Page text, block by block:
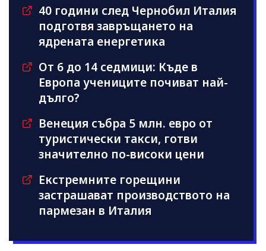
40 години след Чернобил Италия
подготвя завръщането на
ядрената енергетика
От 6 до 14 седмици: Къде в
Европа учениците почиват най-
дълго?
Венеция събра 5 млн. евро от
туристически такси, готви
значително по-високи цени
Екстремните горещини
застрашават производството на
пармезан в Италия